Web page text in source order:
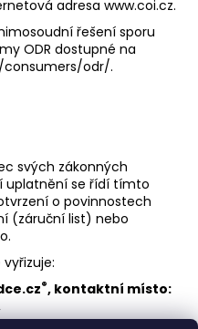
adresa www.coi.cz.
řešení sporu
ODR dostupné na
consumers/odr/.
svých zákonných
uplatnění se řídí tímto
o povinnostech
(záruční list) nebo
®, kontaktní místo: